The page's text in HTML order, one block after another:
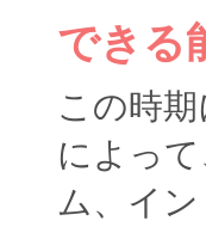
できる
この時
によっ
ム、イ